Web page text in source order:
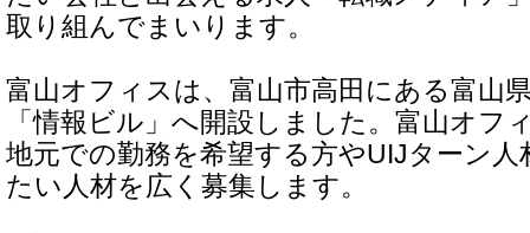
取り組んでまいります。
富山オフィスは、富山市高田にある富山
「情報ビル」へ開設しました。富山オフ
地元での勤務を希望する方やUIJターン
たい人材を広く募集します。